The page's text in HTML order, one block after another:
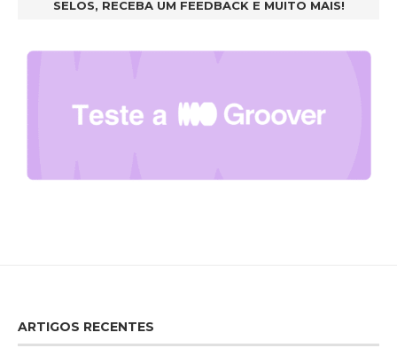
SELOS, RECEBA UM FEEDBACK E MUITO MAIS!
ARTIGOS RECENTES